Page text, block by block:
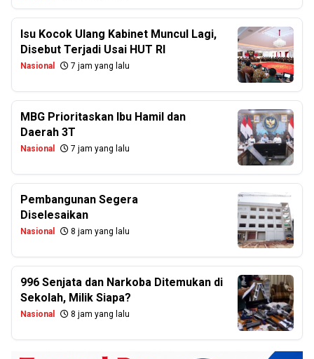
Isu Kocok Ulang Kabinet Muncul Lagi,
Disebut Terjadi Usai HUT RI
Nasional 7 jam yang lalu
MBG Prioritaskan Ibu Hamil dan
Daerah 3T
Nasional 7 jam yang lalu
Pembangunan Segera
Diselesaikan
Nasional 8 jam yang lalu
996 Senjata dan Narkoba Ditemukan di
Sekolah, Milik Siapa?
Nasional 8 jam yang lalu